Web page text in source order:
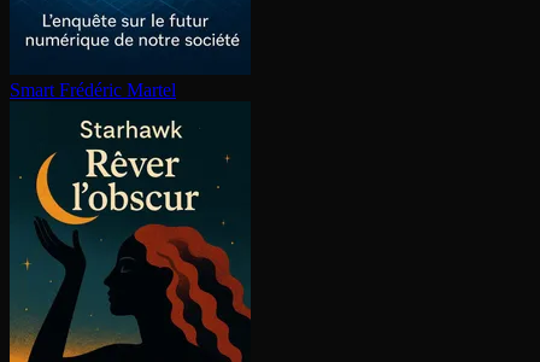
Smart Frédéric Martel